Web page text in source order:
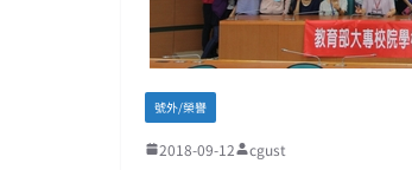
號外/榮譽
2018-09-12 cgust